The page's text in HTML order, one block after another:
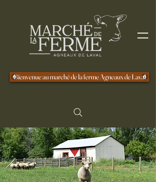
Bienvenue au marché de la ferme Agneaux de Laval